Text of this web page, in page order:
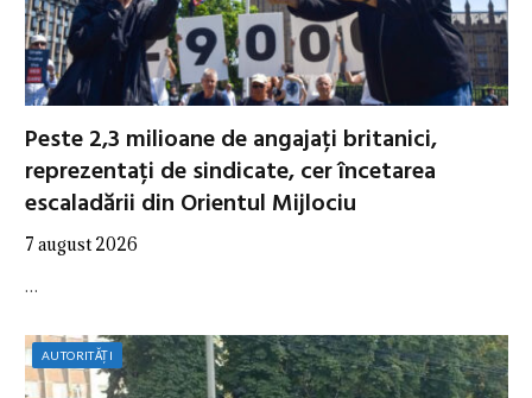
Peste 2,3 milioane de angajați britanici,
reprezentați de sindicate, cer încetarea
escaladării din Orientul Mijlociu
7 august 2026
…
AUTORITĂȚI